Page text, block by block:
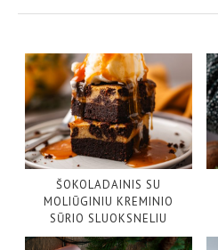
ŠOKOLADAINIS SU
MOLIŪGINIU KREMINIO
SŪRIO SLUOKSNELIU